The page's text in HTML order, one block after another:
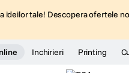
ideilor tale! Descopera ofertele
Inchirieri Printing